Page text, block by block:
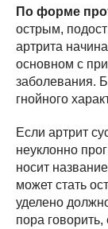
По форме
острым,
артрита
основном с
заболевания.
гнойного
Если артрит
неуклонно
носит
может стать
уделено
пора